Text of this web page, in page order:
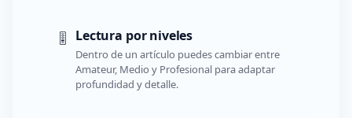
🎚️ Lectura por niveles
Dentro de un artículo puedes cambiar entre
Amateur, Medio y Profesional para adaptar
profundidad y detalle.